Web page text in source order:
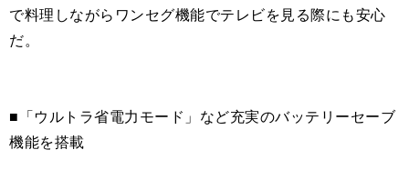
で料理しながらワンセグ機能でテレビを見る際にも安心
だ。
■「ウルトラ省電力モード」など充実のバッテリーセーブ
機能を搭載